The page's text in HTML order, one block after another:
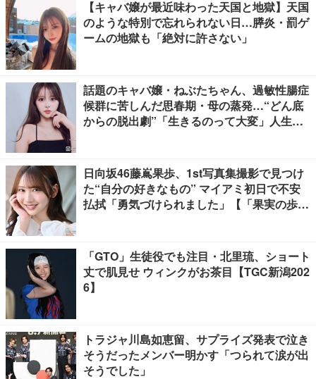
【キャバ嬢が最近味わった天国と地獄】天国
のような特別で忘れられない日…膵炎・罰ゲ
ームの地獄も「絶対に許さない」
話題のキャバ嬢・ねぶたちゃん、過敏性腸症
候群に苦しんだ思春期・母の蒸発…“どん底
からの脱出劇”「生きるのって大変」人生変
日向坂46藤嶌果歩、1st写真集撮影で見つけ
た“自分の好きなもの” マイアミ初日で不安
払拭「勇気づけられました」【「果実の歩
「GTO」生徒役でも注目・北里琉、ショート
丈で肌見せ ウィンクがお茶目【TGC新潟202
6】
トラジャ川島如恵留、サプライズ発表で泣き
そうだったメンバー明かす「つられて涙が出
そうでした」